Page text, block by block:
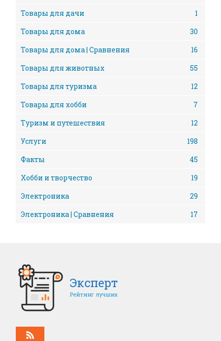
Товары для дачи
1
Товары для дома
30
Товары для дома | Сравнения
16
Товары для животных
55
Товары для туризма
12
Товары для хобби
7
Туризм и путешествия
12
Услуги
198
Факты
45
Хобби и творчество
19
Электроника
29
Электроника | Сравнения
17
Эксперт
Рейтинг лучших